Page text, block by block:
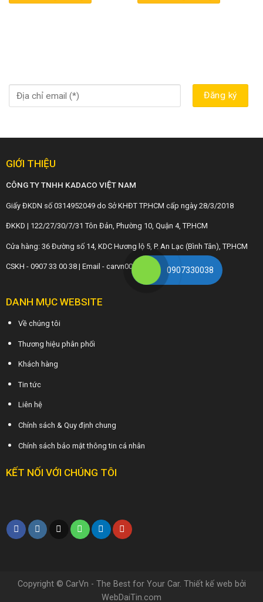
GIỚI THIỆU
CÔNG TY TNHH KADACO VIỆT NAM
Giấy ĐKDN số 0314952049 do Sở KHĐT TP.HCM cấp ngày 28/3/2018
ĐKKD | 122/27/30/7/31 Tôn Đản, Phường 10, Quận 4, TP.HCM
Cửa hàng: 36 Đường số 14, KDC Hương lộ 5, P. An Lạc (Bình Tân), TP.HCM
CSKH - 0907 33 00 38 | Email - carvn001@gmail.com
DANH MỤC WEBSITE
Về chúng tôi
Thương hiệu phân phối
Khách hàng
Tin tức
Liên hệ
Chính sách & Quy định chung
Chính sách bảo mật thông tin cá nhân
KẾT NỐI VỚI CHÚNG TÔI
Copyright © CarVn - The Best for Your Car. Thiết kế web bởi
WebDaiTin.com
0907330038